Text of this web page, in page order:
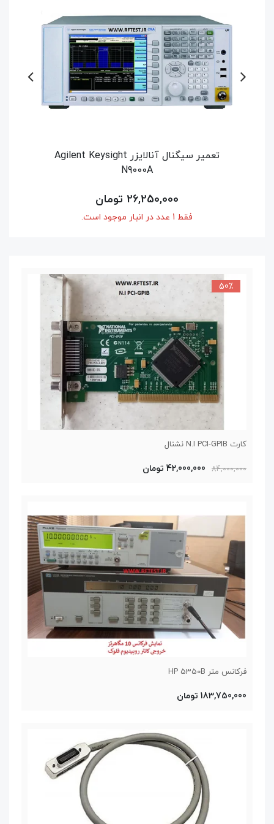
تعمیر نتورک آنالایزر Agilent / Keysight
N9917A
42,000,000 تومان
فقط 1 عدد در انبار موجود است.
کارت N.I PCI-GPIB نشنال
50٪
84,000,000 42,000,000 تومان
فرکانس متر HP 5350B
183,750,000 تومان